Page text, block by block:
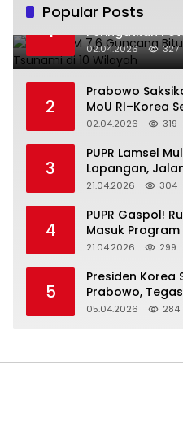
Popular Posts
1
Gempa M 7,6
Peringatkan
02.04.2026 327
2
Prabowo
MoU RI–Korea
02.04.2026 319
3
‎PUPR Lamsel
Lapangan,
21.04.2026 304
4
‎PUPR Gaspol!
Masuk Program
21.04.2026 299
5
Presiden Korea
Prabowo,
Komprehensif
05.04.2026 284